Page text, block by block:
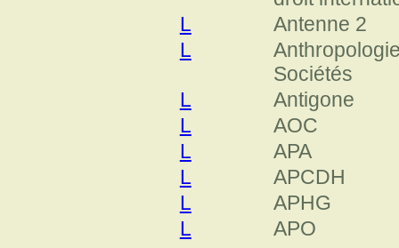
L
Antenne 2
L
Sociétés
L
Antigone
L
AOC
L
APA
L
APCDH
L
APHG
L
APO